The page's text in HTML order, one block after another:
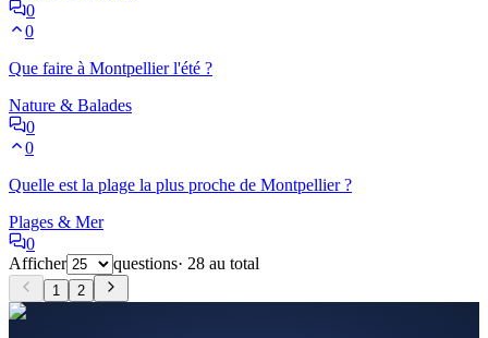
0
0
Que faire à Montpellier l'été ?
Nature & Balades
0
0
Quelle est la plage la plus proche de Montpellier ?
Plages & Mer
0
Afficher
questions· 28 au total
1 2